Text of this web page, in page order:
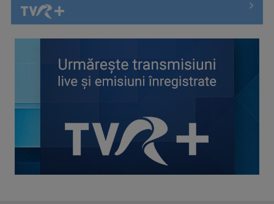
Întâlnire cu jazz-ul autohton, la TVR Cultural: „Contemporan